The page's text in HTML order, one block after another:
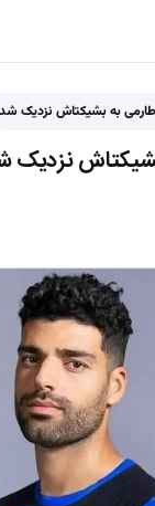
به بشیکتاش نزدیک
نزدیک